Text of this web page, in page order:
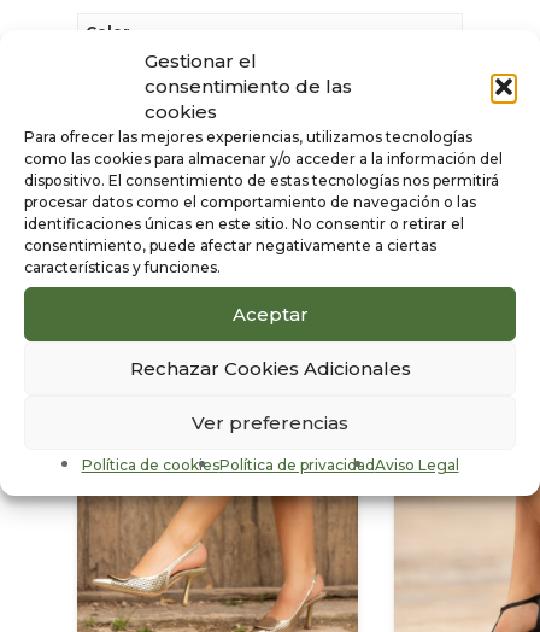
Gestionar el
consentimiento de las
cookies
Para ofrecer las mejores experiencias, utilizamos tecnologías
como las cookies para almacenar y/o acceder a la información del
dispositivo. El consentimiento de estas tecnologías nos permitirá
procesar datos como el comportamiento de navegación o las
identificaciones únicas en este sitio. No consentir o retirar el
consentimiento, puede afectar negativamente a ciertas
características y funciones.
Aceptar
Rechazar Cookies Adicionales
Ver preferencias
Política de cookiesPolítica de privacidadAviso Legal
Color
Mujer
Productos
relacionados